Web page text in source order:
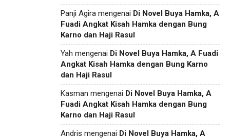
Panji Agira mengenai Di Novel Buya Hamka, A
Fuadi Angkat Kisah Hamka dengan Bung
Karno dan Haji Rasul
Yah mengenai Di Novel Buya Hamka, A Fuadi
Angkat Kisah Hamka dengan Bung Karno
dan Haji Rasul
Kasman mengenai Di Novel Buya Hamka, A
Fuadi Angkat Kisah Hamka dengan Bung
Karno dan Haji Rasul
Andris mengenai Di Novel Buya Hamka, A